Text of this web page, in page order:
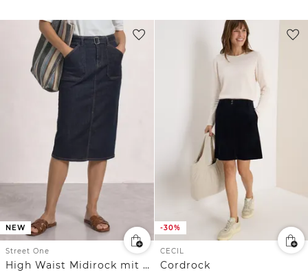
NEW
Street One
High Waist Midirock mit Gürtel
-30%
CECIL
Cordrock